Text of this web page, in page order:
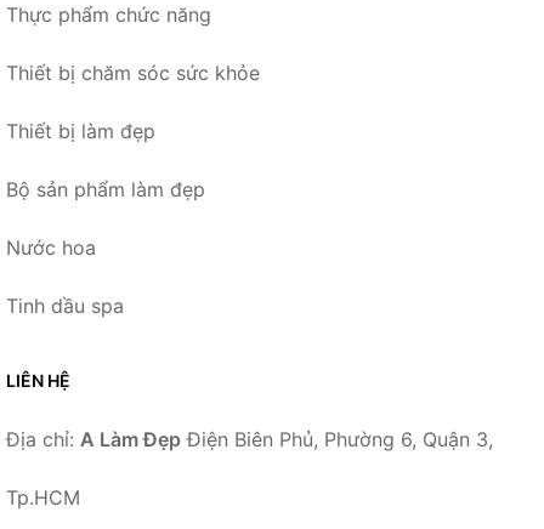
Thực phẩm chức năng
Thiết bị chăm sóc sức khỏe
Thiết bị làm đẹp
Bộ sản phẩm làm đẹp
Nước hoa
Tinh dầu spa
LIÊN HỆ
Địa chỉ: A Làm Đẹp Điện Biên Phủ, Phường 6, Quận 3,
Tp.HCM